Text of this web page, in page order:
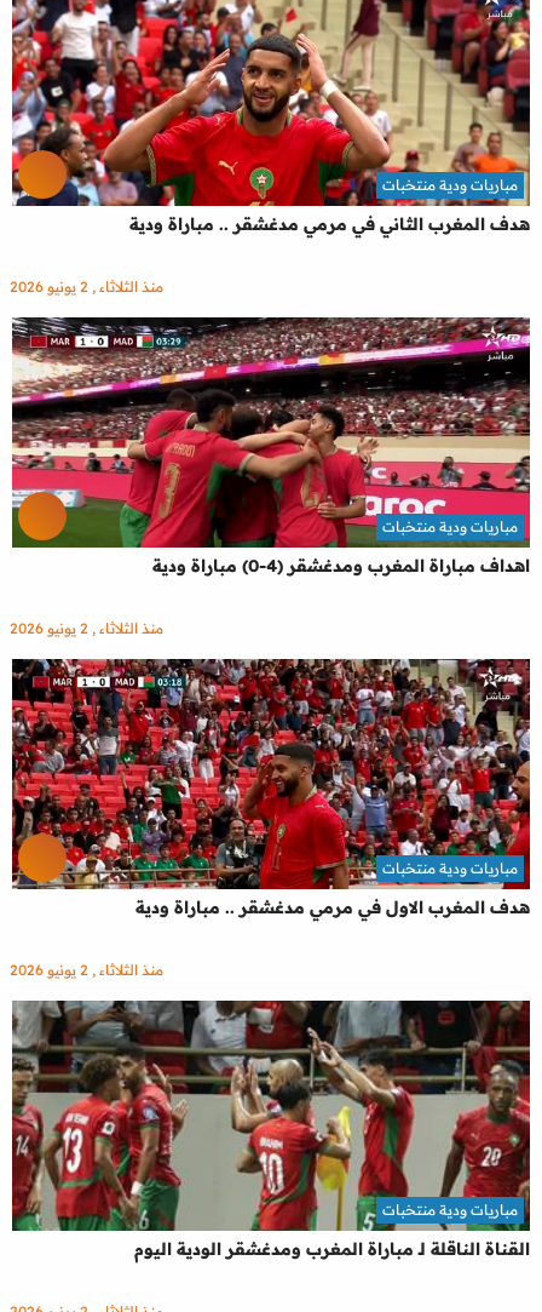
هدف المغرب الثاني في مرمي مدغشقر .. مباراة ودية
مباريات ودية منتخبات
منذ الثلاثاء , 2 يونيو 2026
اهداف مباراة المغرب ومدغشقر (4-0) مباراة ودية
مباريات ودية منتخبات
منذ الثلاثاء , 2 يونيو 2026
هدف المغرب الاول في مرمي مدغشقر .. مباراة ودية
مباريات ودية منتخبات
منذ الثلاثاء , 2 يونيو 2026
القناة الناقلة لـ مباراة المغرب ومدغشقر الودية اليوم
مباريات ودية منتخبات